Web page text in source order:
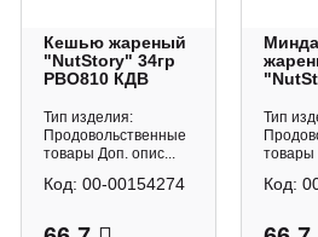
Кешью жареный
"NutStory" 34гр
РВО810 КДВ
Тип изделия:
Продовольственные
товары Доп. опис...
Код: 00-00154274
Тип
товары
Код: